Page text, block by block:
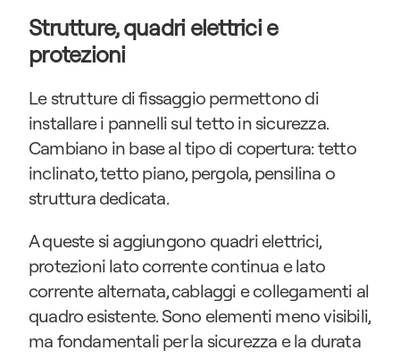
Strutture, quadri elettrici e
protezioni
Le strutture di fissaggio permettono di
installare i pannelli sul tetto in sicurezza.
Cambiano in base al tipo di copertura: tetto
inclinato, tetto piano, pergola, pensilina o
struttura dedicata.
A queste si aggiungono quadri elettrici,
protezioni lato corrente continua e lato
corrente alternata, cablaggi e collegamenti al
quadro esistente. Sono elementi meno visibili,
ma fondamentali per la sicurezza e la durata